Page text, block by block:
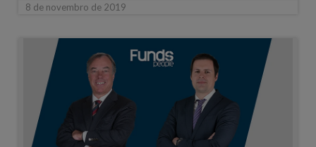
8 de novembro de 2019